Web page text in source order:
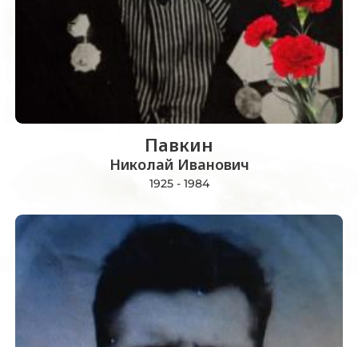
Павкин
Николай Иванович
1925 - 1984